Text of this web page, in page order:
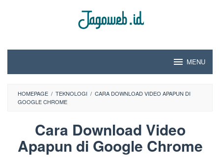
MENU
HOMEPAGE / TEKNOLOGI / CARA DOWNLOAD VIDEO APAPUN DI
GOOGLE CHROME
Cara Download Video
Apapun di Google Chrome